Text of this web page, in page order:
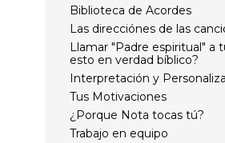
Biblioteca de Acordes
Las direcciónes de las
Llamar "Padre espiritual" a
esto en verdad bíblico?
Interpretación y
Tus Motivaciones
¿Porque Nota tocas tú?
Trabajo en equipo